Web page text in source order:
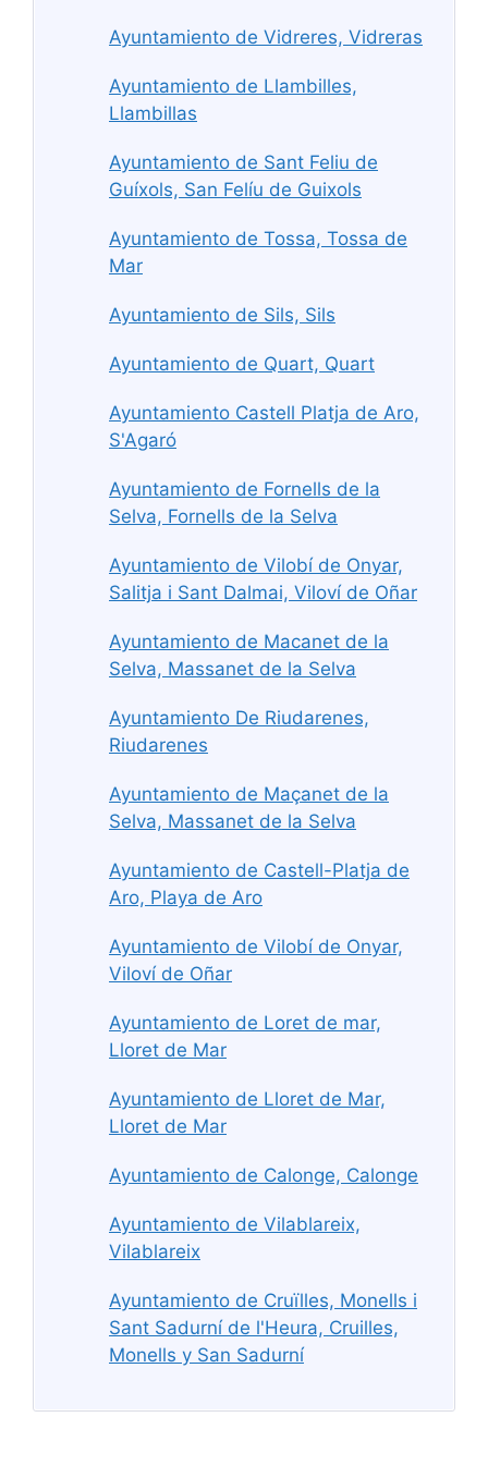
Ayuntamiento de Vidreres, Vidreras
Ayuntamiento de Llambilles,
Llambillas
Ayuntamiento de Sant Feliu de
Guíxols, San Felíu de Guixols
Ayuntamiento de Tossa, Tossa de
Mar
Ayuntamiento de Sils, Sils
Ayuntamiento de Quart, Quart
Ayuntamiento Castell Platja de Aro,
S'Agaró
Ayuntamiento de Fornells de la
Selva, Fornells de la Selva
Ayuntamiento de Vilobí de Onyar,
Salitja i Sant Dalmai, Viloví de Oñar
Ayuntamiento de Macanet de la
Selva, Massanet de la Selva
Ayuntamiento De Riudarenes,
Riudarenes
Ayuntamiento de Maçanet de la
Selva, Massanet de la Selva
Ayuntamiento de Castell-Platja de
Aro, Playa de Aro
Ayuntamiento de Vilobí de Onyar,
Viloví de Oñar
Ayuntamiento de Loret de mar,
Lloret de Mar
Ayuntamiento de Lloret de Mar,
Lloret de Mar
Ayuntamiento de Calonge, Calonge
Ayuntamiento de Vilablareix,
Vilablareix
Ayuntamiento de Cruïlles, Monells i
Sant Sadurní de l'Heura, Cruilles,
Monells y San Sadurní